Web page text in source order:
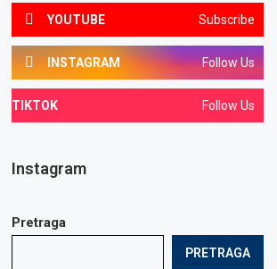
YOUTUBE Subscribe
INSTAGRAM Follow Us
TIKTOK Follow Us
Instagram
Pretraga
PRETRAGA